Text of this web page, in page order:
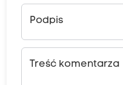
Podpis
Treść komentarza